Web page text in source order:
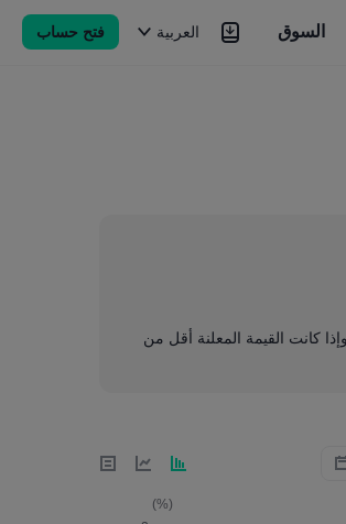
السوق العربية فتح حساب
كانت القيمة المعلنة أقل من